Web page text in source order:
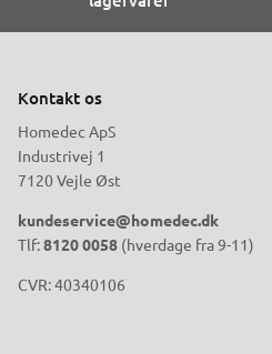
Kontakt os
Homedec ApS
Industrivej 1
7120 Vejle Øst
kundeservice@homedec.dk
Tlf:8120 0058 (hverdage fra 9-11)
CVR: 40340106